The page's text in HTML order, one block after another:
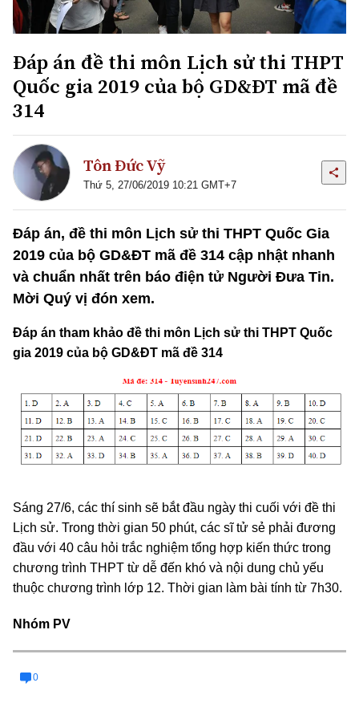
Đáp án đề thi môn Lịch sử thi THPT
Quốc gia 2019 của bộ GD&ĐT mã đề
314
Tôn Đức Vỹ
Thứ 5, 27/06/2019 10:21 GMT+7
Đáp án, đề thi môn Lịch sử thi THPT Quốc Gia
2019 của bộ GD&ĐT mã đề 314 cập nhật nhanh
và chuẩn nhất trên báo điện tử Người Đưa Tin.
Mời Quý vị đón xem.
Đáp án tham khảo đề thi môn Lịch sử thi THPT Quốc
gia 2019 của bộ GD&ĐT mã đề 314
Sáng 27/6, các thí sinh sẽ bắt đầu ngày thi cuối với đề thi
Lịch sử. Trong thời gian 50 phút, các sĩ tử sẻ phải đương
đầu với 40 câu hỏi trắc nghiệm tổng hợp kiến thức trong
chương trình THPT từ dễ đến khó và nội dung chủ yếu
thuộc chương trình lớp 12. Thời gian làm bài tính từ 7h30.
Nhóm PV
0